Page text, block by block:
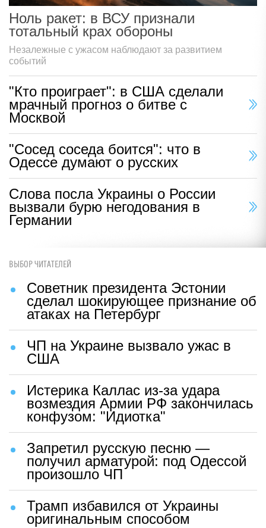
Ноль ракет: в ВСУ признали
тотальный крах обороны
Незалежные с ужасом наблюдают за развитием
событий
"Кто проиграет": в США сделали
мрачный прогноз о битве с
Москвой
"Сосед соседа боится": что в
Одессе думают о русских
Слова посла Украины о России
вызвали бурю негодования в
Германии
ВЫБОР ЧИТАТЕЛЕЙ
Советник президента Эстонии
сделал шокирующее признание об
атаках на Петербург
ЧП на Украине вызвало ужас в
США
Истерика Каллас из-за удара
возмездия Армии РФ закончилась
конфузом: "Идиотка"
Запретил русскую песню —
получил арматурой: под Одессой
произошло ЧП
Трамп избавился от Украины
оригинальным способом